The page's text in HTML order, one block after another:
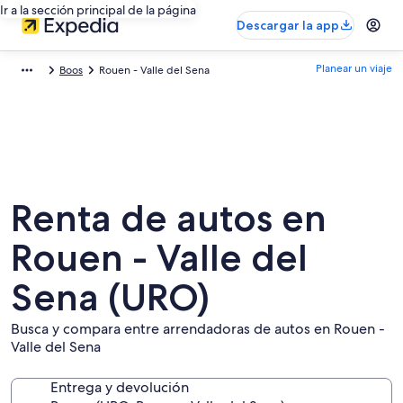
Ir a la sección principal de la página
Descargar la app
Boos Rouen - Valle del Sena Planear un viaje
Renta de autos en
Rouen - Valle del
Sena (URO)
Busca y compara entre arrendadoras de autos en Rouen -
Valle del Sena
Entrega y devolución